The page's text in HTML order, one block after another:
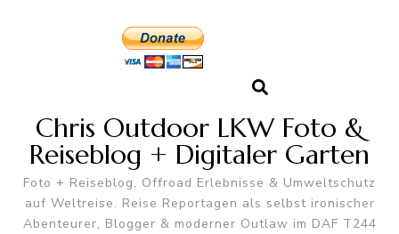
Chris Outdoor LKW Foto &
Reiseblog + Digitaler Garten
Foto + Reiseblog, Offroad Erlebnisse & Umweltschutz
auf Weltreise. Reise Reportagen als selbst ironischer
Abenteurer, Blogger & moderner Outlaw im DAF T244